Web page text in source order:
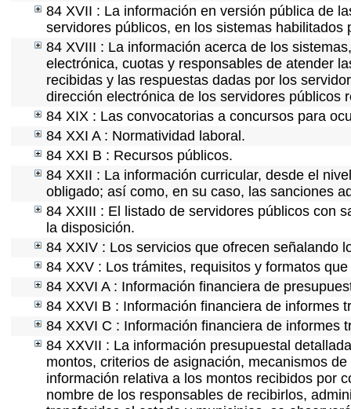
84 XVII : La información en versión pública de
servidores públicos, en los sistemas
84 XVIII : La información acerca de los
electrónica, cuotas y responsables de atender
recibidas y las respuestas dadas por los
dirección electrónica de los servidores públicos
84 XIX : Las convocatorias a concursos para
84 XXI A : Normatividad laboral.
84 XXI B : Recursos públicos.
84 XXII : La información curricular, desde el
obligado; así como, en su caso, las sanciones
84 XXIII : El listado de servidores públicos con
la disposición.
84 XXIV : Los servicios que ofrecen señalando
84 XXV : Los trámites, requisitos y formatos
84 XXVI A : Información financiera de
84 XXVI B : Información financiera de informes
84 XXVI C : Información financiera de informes
84 XXVII : La información presupuestal
montos, criterios de asignación, mecanismos
información relativa a los montos recibidos por
nombre de los responsables de recibirlos,